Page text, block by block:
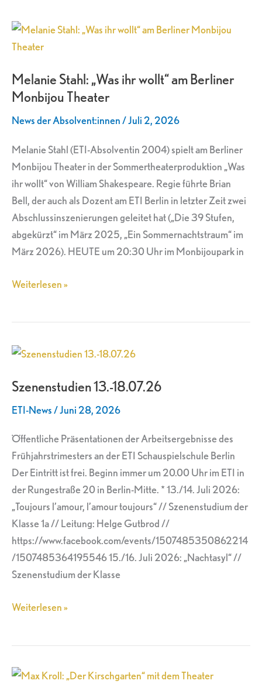
Melanie Stahl: „Was ihr wollt“ am Berliner
Monbijou Theater
News der Absolvent:innen/Juli 2, 2026
Melanie Stahl (ETI-Absolventin 2004) spielt am Berliner
Monbijou Theater in der Sommertheaterproduktion „Was
ihr wollt“ von William Shakespeare. Regie führte Brian
Bell, der auch als Dozent am ETI Berlin in letzter Zeit zwei
Abschlussinszenierungen geleitet hat („Die 39 Stufen,
abgekürzt“ im März 2025, „Ein Sommernachtstraum“ im
März 2026). HEUTE um 20:30 Uhr im Monbijoupark in
Melanie
Stahl:
ihr
wollt“
am
Monbijou
Theater
Weiterlesen »
Szenenstudien 13.-18.07.26
ETI-News/Juni 28, 2026
Öffentliche Präsentationen der Arbeitsergebnisse des
Frühjahrstrimesters an der ETI Schauspielschule Berlin
Der Eintritt ist frei. Beginn immer um 20.00 Uhr im ETI in
der Rungestraße 20 in Berlin-Mitte. * 13./14. Juli 2026:
„Toujours l’amour, l’amour toujours“ // Szenenstudium der
Klasse 1a // Leitung: Helge Gutbrod //
https://www.facebook.com/events/1507485350862214
/1507485364195546 15./16. Juli 2026: „Nachtasyl“ //
Szenenstudium der Klasse
Szenenstudien
Weiterlesen »
Max